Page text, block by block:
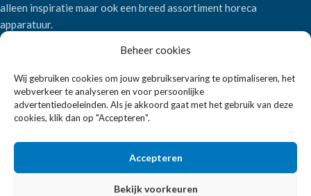
Beheer cookies
Wij gebruiken cookies om jouw gebruikservaring te optimaliseren, het
webverkeer te analyseren en voor persoonlijke
advertentiedoeleinden. Als je akkoord gaat met het gebruik van deze
cookies, klik dan op "Accepteren".
Accepteren
Bekijk voorkeuren
alleen inspiratie maar ook een breed assortiment horeca
apparatuur.
Telefoon:+31 6 2708 6347
E-mail:verkoop@eissensfse.nl
Over ons